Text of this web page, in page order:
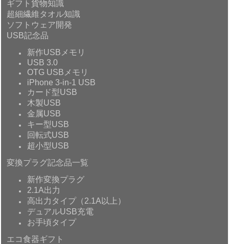
ギフト貨物知識
超細繊維タオル知識
ソフトウェア開発
USB記念品
新作USBメモリ
USB 3.0
OTG USBメモリ
iPhone 3-in-1 USB
カード型USB
木製USB
金属USB
キー型USB
回転式USB
超小型USB
変換プラグ記念品一覧
新作変換プラグ
2.1A出力
高出力タイプ（2.1A以上）
デュアルUSB充電
お手頃タイプ
エコ食器ギフト